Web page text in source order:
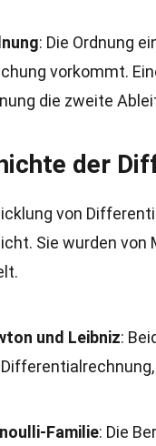
: Die Ordnung
vorkommt.
die zweite
der
von
Sie wurden
und Leibniz:
Familie: Die